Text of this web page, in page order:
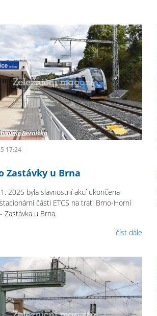
17:24
Zastávky u Brna
2025 byla slavnostní akcí ukončena
části ETCS na trati Brno-Horní
Zastávka u Brna.
číst dále